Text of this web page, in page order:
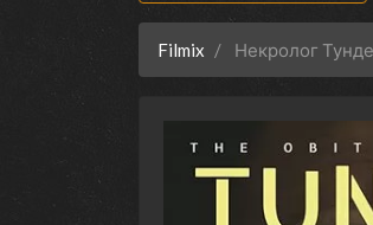
Filmix Некролог